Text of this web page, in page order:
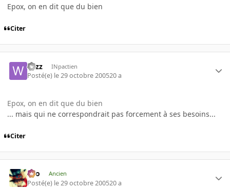
Epox, on en dit que du bien
Citer
wizz INpactien
Posté(e) le 29 octobre 200520 a
Epox, on en dit que du bien
... mais qui ne correspondrait pas forcement à ses besoins...
Citer
eYo Ancien
Posté(e) le 29 octobre 200520 a